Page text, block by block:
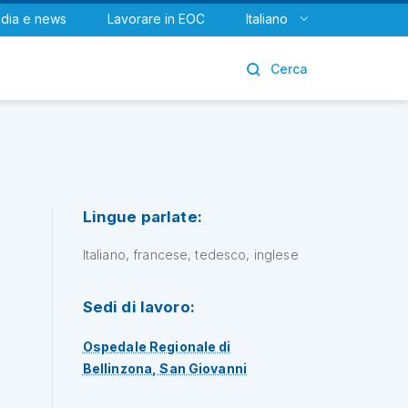
e news Lavorare in EOC Italiano
Cerca
Urologia
Lingue parlate:
Italiano, francese, tedesco, inglese
Sedi di lavoro:
Ospedale Regionale di
Bellinzona, San Giovanni